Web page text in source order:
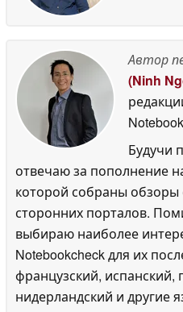
Автор
(Ninh
Будучи
отвечаю за пополнение
которой собраны обзоры
сторонних порталов.
выбираю наиболее
Notebookcheck для их
французский, испанский,
нидерландский и другие